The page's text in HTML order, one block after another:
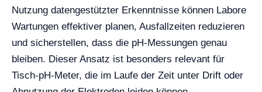
Nutzung datengestützter Erkenntnisse können Labore
Wartungen effektiver planen, Ausfallzeiten reduzieren
und sicherstellen, dass die pH-Messungen genau
bleiben. Dieser Ansatz ist besonders relevant für
Tisch-pH-Meter, die im Laufe der Zeit unter Drift oder